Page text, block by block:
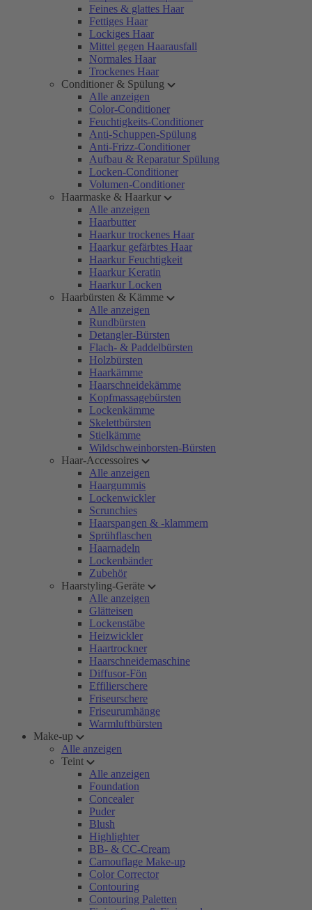
Feines & glattes Haar
Fettiges Haar
Lockiges Haar
Mittel gegen Haarausfall
Normales Haar
Trockenes Haar
Conditioner & Spülung
Alle anzeigen
Color-Conditioner
Feuchtigkeits-Conditioner
Anti-Schuppen-Spülung
Anti-Frizz-Conditioner
Aufbau & Reparatur Spülung
Locken-Conditioner
Volumen-Conditioner
Haarmaske & Haarkur
Alle anzeigen
Haarbutter
Haarkur trockenes Haar
Haarkur gefärbtes Haar
Haarkur Feuchtigkeit
Haarkur Keratin
Haarkur Locken
Haarbürsten & Kämme
Alle anzeigen
Rundbürsten
Detangler-Bürsten
Flach- & Paddelbürsten
Holzbürsten
Haarkämme
Haarschneidekämme
Kopfmassagebürsten
Lockenkämme
Skelettbürsten
Stielkämme
Wildschweinborsten-Bürsten
Haar-Accessoires
Alle anzeigen
Haargummis
Lockenwickler
Scrunchies
Haarspangen & -klammern
Sprühflaschen
Haarnadeln
Lockenbänder
Zubehör
Haarstyling-Geräte
Alle anzeigen
Glätteisen
Lockenstäbe
Heizwickler
Haartrockner
Haarschneidemaschine
Diffusor-Fön
Effilierschere
Friseurschere
Friseurumhänge
Warmluftbürsten
Make-up
Alle anzeigen
Teint
Alle anzeigen
Foundation
Concealer
Puder
Blush
Highlighter
BB- & CC-Cream
Camouflage Make-up
Color Corrector
Contouring
Contouring Paletten